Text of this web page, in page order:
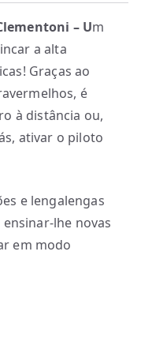
– Um
a alta
Graças ao
é
à distância ou,
ativar o piloto
e lengalengas
lhe novas
em modo